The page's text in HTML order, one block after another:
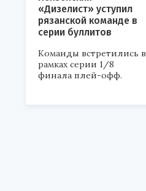
«Дизелист» уступил
рязанской команде в
серии буллитов
Команды встретились в
рамках серии 1/8
финала плей-офф.